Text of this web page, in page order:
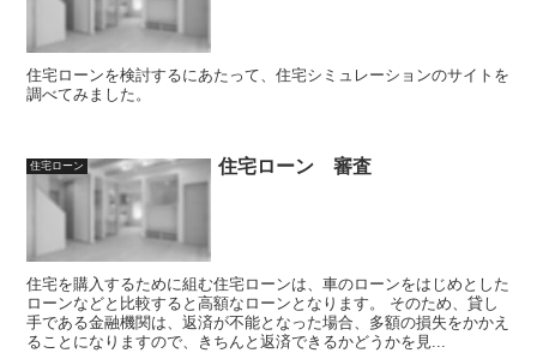
住宅ローンを検討するにあたって、住宅シミュレーションのサイトを
調べてみました。
住宅ローン 住宅ローン 審査
住宅を購入するために組む住宅ローンは、車のローンをはじめとした
ローンなどと比較すると高額なローンとなります。 そのため、貸し
手である金融機関は、返済が不能となった場合、多額の損失をかかえ
ることになりますので、きちんと返済できるかどうかを見...